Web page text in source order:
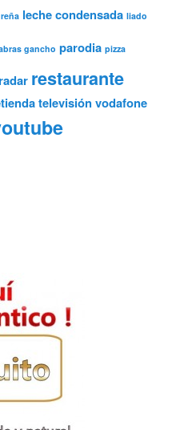
leche condensada liado
gancho parodia pizza
radar restaurante
televisión vodafone